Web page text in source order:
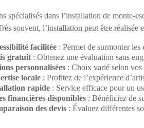
spécialisés dans l’installation de monte-
souvent, l’installation peut être
facilitée : Permet de surmonter les
gratuit : Obtenez une évaluation sans
personnalisées : Choix varié selon vos
locale : Profitez de l’expérience
rapide : Service efficace pour un
financières disponibles : Bénéficiez de
des devis : Évaluez différentes